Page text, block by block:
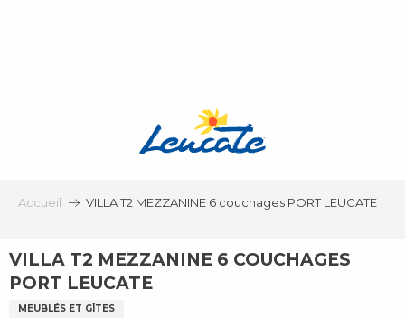
Accueil VILLA T2 MEZZANINE 6 couchages PORT LEUCATE
VILLA T2 MEZZANINE 6 COUCHAGES
PORT LEUCATE
MEUBLÉS ET GÎTES